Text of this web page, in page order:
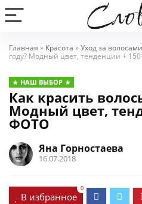
Главная » Красота »Уход за волосами
году? Модный цвет, тенденции +
НАШ ВЫБОР
Как красить
Модный цвет,
ФОТО
Яна Горностаева
16.07.2018
В избранное
0